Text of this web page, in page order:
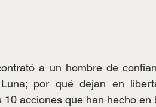
a un hombre de
por qué dejan en
10 acciones que han hecho